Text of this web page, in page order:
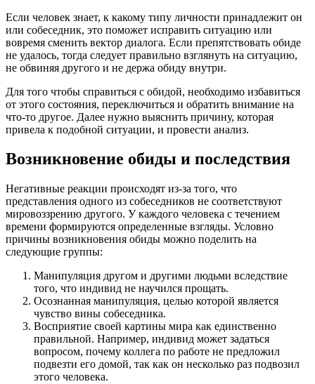
Если человек знает, к какому типу личности принадлежит он
или собеседник, это поможет исправить ситуацию или
вовремя сменить вектор диалога. Если препятствовать обиде
не удалось, тогда следует правильно взглянуть на ситуацию,
не обвиняя другого и не держа обиду внутри.
Для того чтобы справиться с обидой, необходимо избавиться
от этого состояния, переключиться и обратить внимание на
что-то другое. Далее нужно выяснить причину, которая
привела к подобной ситуации, и провести анализ.
Возникновение обиды и последствия
Негативные реакции происходят из-за того, что
представления одного из собеседников не соответствуют
мировоззрению другого. У каждого человека с течением
времени формируются определенные взгляды. Условно
причины возникновения обиды можно поделить на
следующие группы:
Манипуляция другом и другими людьми вследствие
того, что индивид не научился прощать.
Осознанная манипуляция, целью которой является
чувство вины собеседника.
Восприятие своей картины мира как единственно
правильной. Например, индивид может задаться
вопросом, почему коллега по работе не предложил
подвезти его домой, так как он несколько раз подвозил
этого человека.